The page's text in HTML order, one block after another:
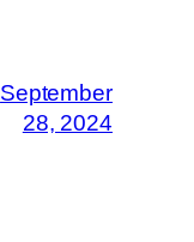
September
28, 2024